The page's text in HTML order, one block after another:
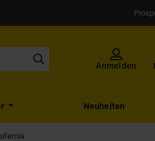
Anmelden
Neuheiten